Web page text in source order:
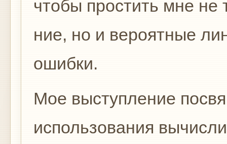
чтобы простить мне
ние, но и вероятные
ошибки.
Мое выступление
использования